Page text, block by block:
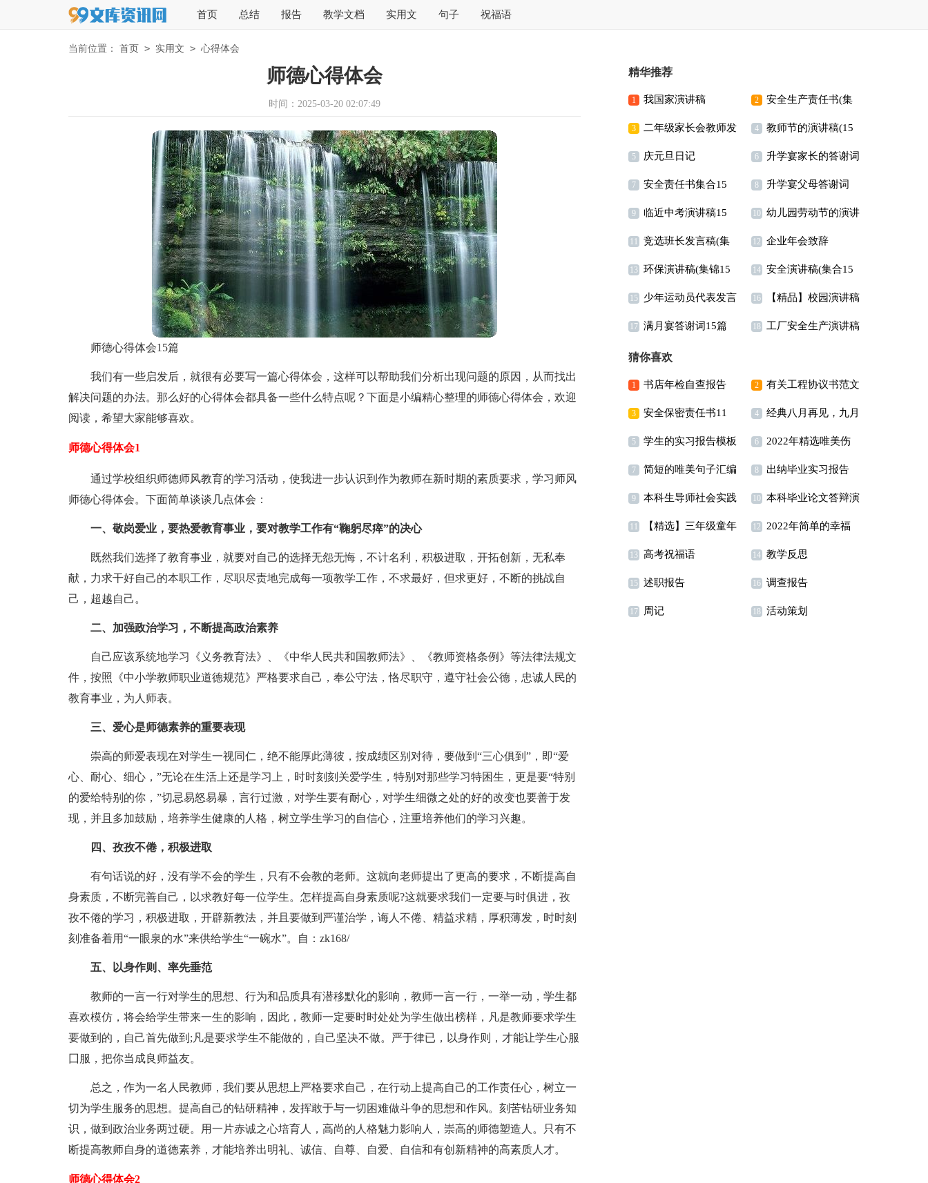
首页 总结 报告 教学文档 实用文 句子 祝福语
当前位置： 首页 > 实用文 > 心得体会
师德心得体会
时间：2025-03-20 02:07:49
师德心得体会15篇
我们有一些启发后，就很有必要写一篇心得体会，这样可以帮助我们分析出现问题的原因，从而找出
解决问题的办法。那么好的心得体会都具备一些什么特点呢？下面是小编精心整理的师德心得体会，欢迎
阅读，希望大家能够喜欢。
师德心得体会1
通过学校组织师德师风教育的学习活动，使我进一步认识到作为教师在新时期的素质要求，学习师风
师德心得体会。下面简单谈谈几点体会：
一、敬岗爱业，要热爱教育事业，要对教学工作有“鞠躬尽瘁”的决心
既然我们选择了教育事业，就要对自己的选择无怨无悔，不计名利，积极进取，开拓创新，无私奉
献，力求干好自己的本职工作，尽职尽责地完成每一项教学工作，不求最好，但求更好，不断的挑战自
己，超越自己。
二、加强政治学习，不断提高政治素养
自己应该系统地学习《义务教育法》、《中华人民共和国教师法》、《教师资格条例》等法律法规文
件，按照《中小学教师职业道德规范》严格要求自己，奉公守法，恪尽职守，遵守社会公德，忠诚人民的
教育事业，为人师表。
三、爱心是师德素养的重要表现
崇高的师爱表现在对学生一视同仁，绝不能厚此薄彼，按成绩区别对待，要做到“三心俱到”，即“爱
心、耐心、细心，”无论在生活上还是学习上，时时刻刻关爱学生，特别对那些学习特困生，更是要“特别
的爱给特别的你，”切忌易怒易暴，言行过激，对学生要有耐心，对学生细微之处的好的改变也要善于发
现，并且多加鼓励，培养学生健康的人格，树立学生学习的自信心，注重培养他们的学习兴趣。
四、孜孜不倦，积极进取
有句话说的好，没有学不会的学生，只有不会教的老师。这就向老师提出了更高的要求，不断提高自
身素质，不断完善自己，以求教好每一位学生。怎样提高自身素质呢?这就要求我们一定要与时俱进，孜
孜不倦的学习，积极进取，开辟新教法，并且要做到严谨治学，诲人不倦、精益求精，厚积薄发，时时刻
刻准备着用“一眼泉的水”来供给学生“一碗水”。自：zk168/
五、以身作则、率先垂范
教师的一言一行对学生的思想、行为和品质具有潜移默化的影响，教师一言一行，一举一动，学生都
喜欢模仿，将会给学生带来一生的影响，因此，教师一定要时时处处为学生做出榜样，凡是教师要求学生
要做到的，自己首先做到;凡是要求学生不能做的，自己坚决不做。严于律已，以身作则，才能让学生心服
囗服，把你当成良师益友。
总之，作为一名人民教师，我们要从思想上严格要求自己，在行动上提高自己的工作责任心，树立一
切为学生服务的思想。提高自己的钻研精神，发挥敢于与一切困难做斗争的思想和作风。刻苦钻研业务知
识，做到政治业务两过硬。用一片赤诚之心培育人，高尚的人格魅力影响人，崇高的师德塑造人。只有不
断提高教师自身的道德素养，才能培养出明礼、诚信、自尊、自爱、自信和有创新精神的高素质人才。
师德心得体会2
精华推荐
1 我国家演讲稿 2 安全生产责任书(集
合15篇)
3 二年级家长会教师发
言稿
4 教师节的演讲稿(15
篇)
5 庆元旦日记 6 升学宴家长的答谢词
7 安全责任书集合15
篇
8 升学宴父母答谢词
9 临近中考演讲稿15
篇
10 幼儿园劳动节的演讲
稿
11 竞选班长发言稿(集
合15篇)
12 企业年会致辞
13 环保演讲稿(集锦15
篇)
14 安全演讲稿(集合15
篇)
15 少年运动员代表发言
稿
16 【精品】校园演讲稿
模板锦集5篇
17 满月宴答谢词15篇 18 工厂安全生产演讲稿
猜你喜欢
1 书店年检自查报告 2 有关工程协议书范文
锦集五篇
3 安全保密责任书11
篇
4 经典八月再见，九月
你好个性说说座右铭汇
总（通用50句）
5 学生的实习报告模板
汇编六篇
6 2022年精选唯美伤
感句子锦集99条
7 简短的唯美句子汇编
100句
8 出纳毕业实习报告
9 本科生导师社会实践
报告
10 本科毕业论文答辩演
讲稿
11 【精选】三年级童年
作文四篇
12 2022年简单的幸福
唯美句子汇编36条
13 高考祝福语 14 教学反思
15 述职报告 16 调查报告
17 周记 18 活动策划